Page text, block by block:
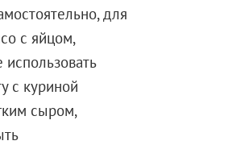
для
с яйцом,
с куриной
сыром,